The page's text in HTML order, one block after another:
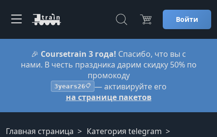
Войти
🎉 Coursetrain 3 года! Спасибо, что вы с
нами. В честь праздника дарим скидку 50% по
промокоду
3years26📋 — активируйте его
на странице пакетов
Главная страница
Категория telegram